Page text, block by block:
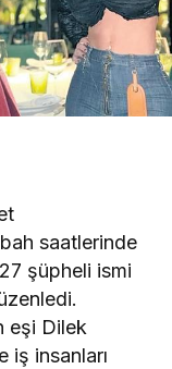
saatlerinde
şüpheli ismi
eşi Dilek
iş insanları